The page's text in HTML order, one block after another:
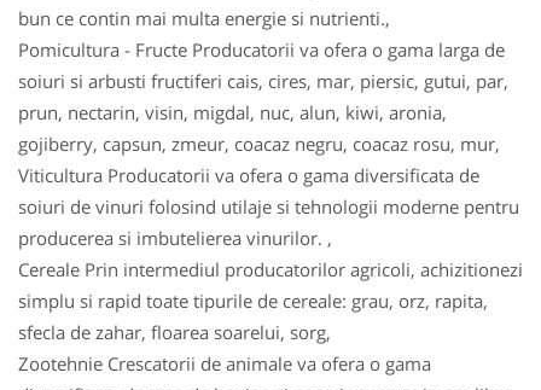
bun ce contin mai multa energie si nutrienti.,
Pomicultura - Fructe Producatorii va ofera o gama larga de
soiuri si arbusti fructiferi cais, cires, mar, piersic, gutui, par,
prun, nectarin, visin, migdal, nuc, alun, kiwi, aronia,
gojiberry, capsun, zmeur, coacaz negru, coacaz rosu, mur,
Viticultura Producatorii va ofera o gama diversificata de
soiuri de vinuri folosind utilaje si tehnologii moderne pentru
producerea si imbutelierea vinurilor. ,
Cereale Prin intermediul producatorilor agricoli, achizitionezi
simplu si rapid toate tipurile de cereale: grau, orz, rapita,
sfecla de zahar, floarea soarelui, sorg,
Zootehnie Crescatorii de animale va ofera o gama